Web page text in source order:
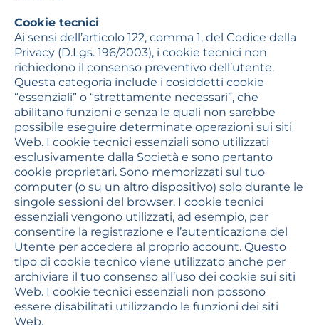
Cookie tecnici
Ai sensi dell’articolo 122, comma 1, del Codice della
Privacy (D.Lgs. 196/2003), i cookie tecnici non
richiedono il consenso preventivo dell’utente.
Questa categoria include i cosiddetti cookie
“essenziali” o “strettamente necessari”, che
abilitano funzioni e senza le quali non sarebbe
possibile eseguire determinate operazioni sui siti
Web. I cookie tecnici essenziali sono utilizzati
esclusivamente dalla Società e sono pertanto
cookie proprietari. Sono memorizzati sul tuo
computer (o su un altro dispositivo) solo durante le
singole sessioni del browser. I cookie tecnici
essenziali vengono utilizzati, ad esempio, per
consentire la registrazione e l’autenticazione del
Utente per accedere al proprio account. Questo
tipo di cookie tecnico viene utilizzato anche per
archiviare il tuo consenso all’uso dei cookie sui siti
Web. I cookie tecnici essenziali non possono
essere disabilitati utilizzando le funzioni dei siti
Web.